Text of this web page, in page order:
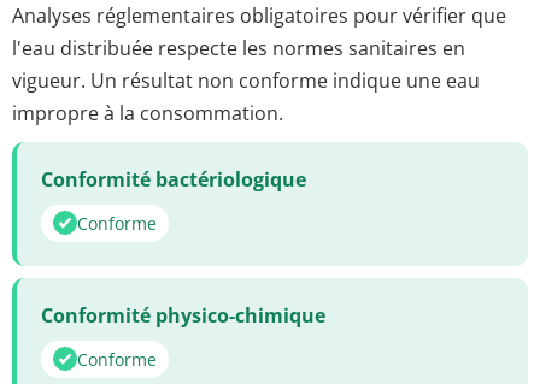
Analyses réglementaires obligatoires pour vérifier que
l'eau distribuée respecte les normes sanitaires en
vigueur. Un résultat non conforme indique une eau
impropre à la consommation.
Conformité bactériologique
Conforme
Conformité physico-chimique
Conforme